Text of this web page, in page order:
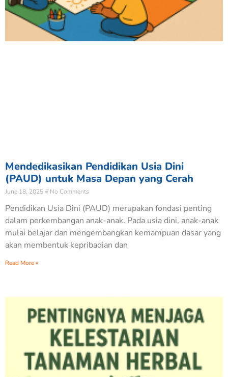
Mendedikasikan Pendidikan Usia Dini
(PAUD) untuk Masa Depan yang Cerah
June 18, 2025 No Comments
Pendidikan Usia Dini (PAUD) merupakan fondasi penting
dalam perkembangan anak-anak. Pada usia dini, anak-anak
mulai belajar dan mengembangkan kemampuan dasar yang
akan membentuk kepribadian dan
Read More »